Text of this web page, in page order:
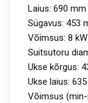
Laius: 690 mm
Sügavus: 453
Võimsus: 8 kW
Suitsutoru
Ukse kõrgus:
Ukse laius:
Võimsus